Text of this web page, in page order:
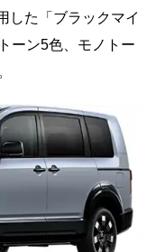
した「ブラックマイ
ーン5色、モノトー